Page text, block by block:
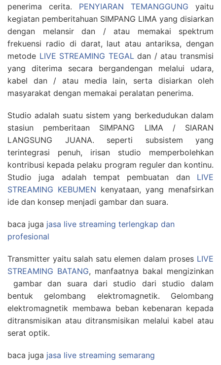
penerima cerita. PENYIARAN TEMANGGUNG yaitu
kegiatan pemberitahuan SIMPANG LIMA yang disiarkan
dengan melansir dan / atau memakai spektrum
frekuensi radio di darat, laut atau antariksa, dengan
metode LIVE STREAMING TEGALdan / atau transmisi
yang diterima secara bergandengan melalui udara,
kabel dan / atau media lain, serta disiarkan oleh
masyarakat dengan memakai peralatan penerima.
Studio adalah suatu sistem yang berkedudukan dalam
stasiun pemberitaan SIMPANG LIMA / SIARAN
LANGSUNG JUANA. seperti subsistem yang
terintegrasi penuh, irisan studio memperbolehkan
kontribusi kepada pelaku program reguler dan kontinu.
Studio juga adalah tempat pembuatan dan LIVE
STREAMING KEBUMEN kenyataan, yang menafsirkan
ide dan konsep menjadi gambar dan suara.
baca juga jasa live streaming terlengkap dan
profesional
Transmitter yaitu salah satu elemen dalam proses LIVE
STREAMING BATANG, manfaatnya bakal mengizinkan
gambar dan suara dari studio dari studio dalam
bentuk gelombang elektromagnetik. Gelombang
elektromagnetik membawa beban kebenaran kepada
ditransmisikan atau ditransmisikan melalui kabel atau
serat optik.
baca juga jasa live streaming semarang